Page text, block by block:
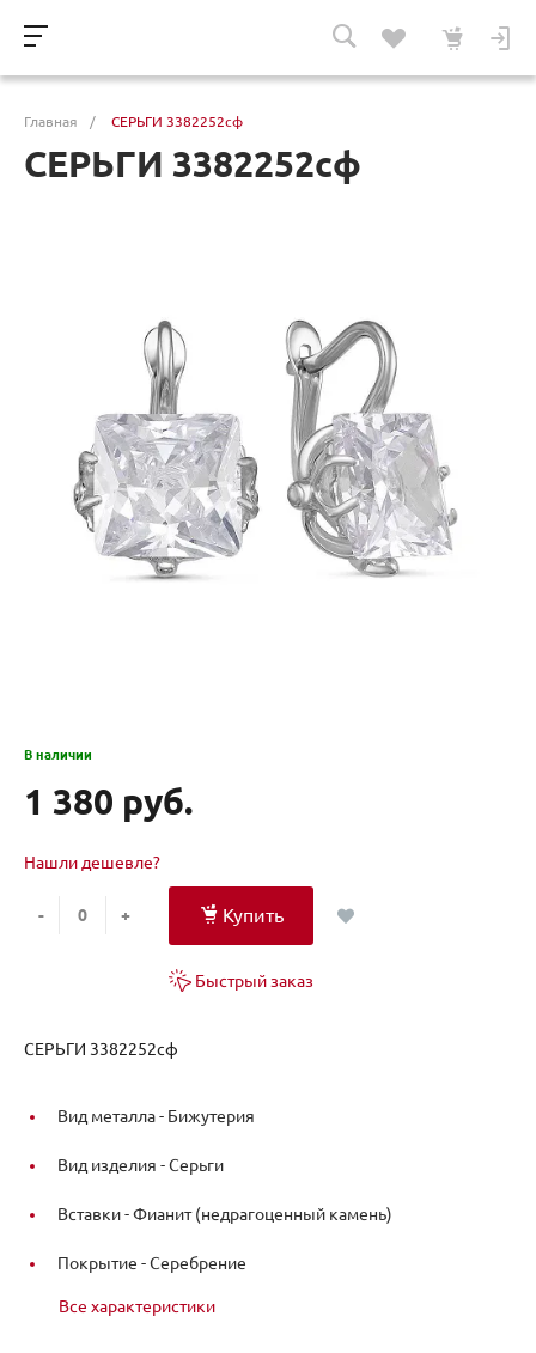
Главная / СЕРЬГИ 3382252сф
СЕРЬГИ 3382252сф
В наличии
1 380 руб.
Нашли дешевле?
- + Купить
Быстрый заказ
СЕРЬГИ 3382252сф
Вид металла - Бижутерия
Вид изделия -Серьги
Вставки -Фианит (недрагоценный камень)
Покрытие -Серебрение
Все характеристики